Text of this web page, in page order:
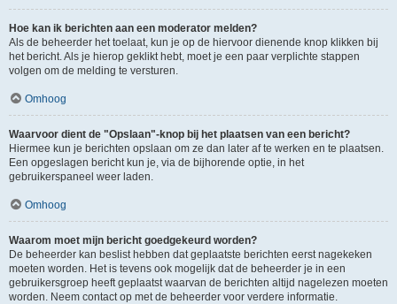
Hoe kan ik berichten aan een moderator melden?
Als de beheerder het toelaat, kun je op de hiervoor dienende knop klikken bij
het bericht. Als je hierop geklikt hebt, moet je een paar verplichte stappen
volgen om de melding te versturen.
Omhoog
Waarvoor dient de "Opslaan"-knop bij het plaatsen van een bericht?
Hiermee kun je berichten opslaan om ze dan later af te werken en te plaatsen.
Een opgeslagen bericht kun je, via de bijhorende optie, in het
gebruikerspaneel weer laden.
Omhoog
Waarom moet mijn bericht goedgekeurd worden?
De beheerder kan beslist hebben dat geplaatste berichten eerst nagekeken
moeten worden. Het is tevens ook mogelijk dat de beheerder je in een
gebruikersgroep heeft geplaatst waarvan de berichten altijd nagelezen moeten
worden. Neem contact op met de beheerder voor verdere informatie.